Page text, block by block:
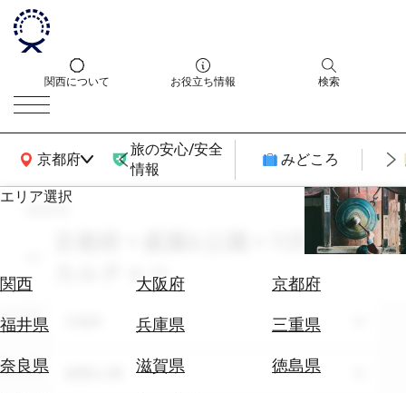
関西について お役立ち情報 検索
京都府
関西広域MAP
旅の安心/安全
情報
みどころ
エリア選択
関西 大阪府
京都府
福井県
兵庫県
三重県
奈良県
滋賀県
徳島県
エ
券
テ
search
京都府 × 庭園&公園 × 11月 × サブ
カルチャー
エリア
テーマ